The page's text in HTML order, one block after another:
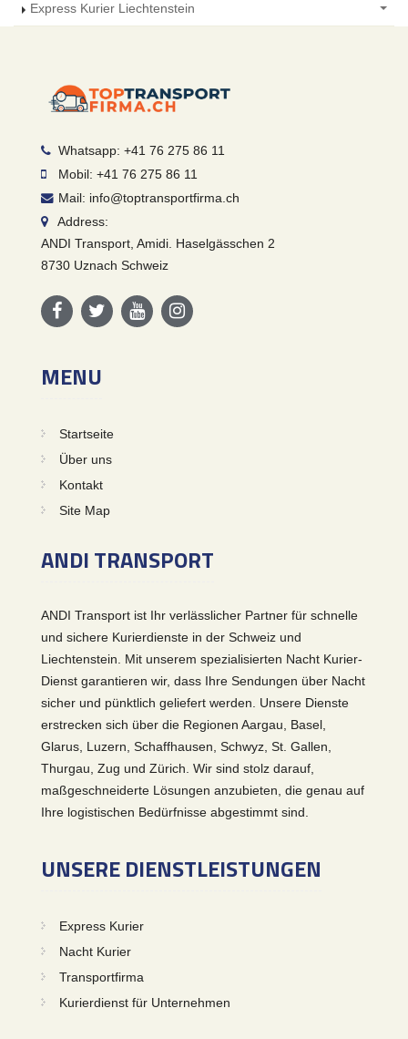
Express Kurier Liechtenstein
Whatsapp: +41 76 275 86 11
Mobil: +41 76 275 86 11
Mail: info@toptransportfirma.ch
Address:
ANDI Transport, Amidi. Haselgässchen 2
8730 Uznach Schweiz
MENU
Startseite
Über uns
Kontakt
Site Map
ANDI TRANSPORT
ANDI Transport ist Ihr verlässlicher Partner für schnelle
und sichere Kurierdienste in der Schweiz und
Liechtenstein. Mit unserem spezialisierten Nacht Kurier-
Dienst garantieren wir, dass Ihre Sendungen über Nacht
sicher und pünktlich geliefert werden. Unsere Dienste
erstrecken sich über die Regionen Aargau, Basel,
Glarus, Luzern, Schaffhausen, Schwyz, St. Gallen,
Thurgau, Zug und Zürich. Wir sind stolz darauf,
maßgeschneiderte Lösungen anzubieten, die genau auf
Ihre logistischen Bedürfnisse abgestimmt sind.
UNSERE DIENSTLEISTUNGEN
Express Kurier
Nacht Kurier
Transportfirma
Kurierdienst für Unternehmen